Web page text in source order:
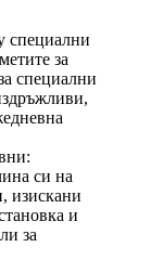
специални
за
специални
си на
изискани
и
за